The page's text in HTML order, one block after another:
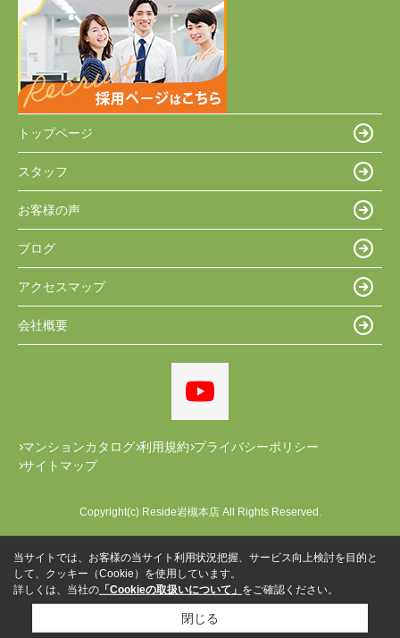
トップページ
スタッフ
お客様の声
ブログ
アクセスマップ
会社概要
マンションカタログ 利用規約 プライバシーポリシー
サイトマップ
Copyright(c) Reside岩槻本店 All Rights Reserved.
当サイトでは、お客様の当サイト利用状況把握、サービス向上検討を目的と
して、クッキー（Cookie）を使用しています。
詳しくは、当社の 「Cookieの取扱いについて」 をご確認ください。
閉じる